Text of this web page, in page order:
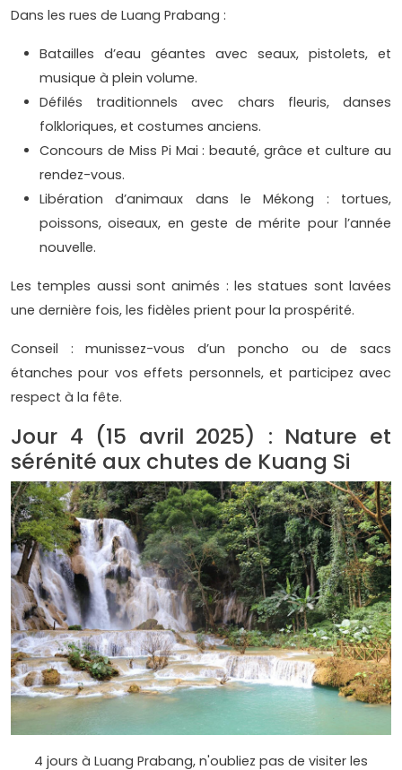
Dans les rues de Luang Prabang :
Batailles d’eau géantes avec seaux, pistolets, et
musique à plein volume.
Défilés traditionnels avec chars fleuris, danses
folkloriques, et costumes anciens.
Concours de Miss Pi Mai : beauté, grâce et culture au
rendez-vous.
Libération d’animaux dans le Mékong : tortues,
poissons, oiseaux, en geste de mérite pour l’année
nouvelle.
Les temples aussi sont animés : les statues sont lavées
une dernière fois, les fidèles prient pour la prospérité.
Conseil : munissez-vous d’un poncho ou de sacs
étanches pour vos effets personnels, et participez avec
respect à la fête.
Jour 4 (15 avril 2025) : Nature et
sérénité aux chutes de Kuang Si
4 jours à Luang Prabang, n'oubliez pas de visiter les